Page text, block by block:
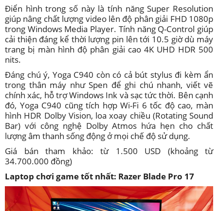
Điển hình trong số này là tính năng Super Resolution
giúp nâng chất lượng video lên độ phân giải FHD 1080p
trong Windows Media Player. Tính năng Q-Control giúp
cải thiện đáng kể thời lượng pin lên tới 10.5 giờ dù máy
trang bị màn hình độ phân giải cao 4K UHD HDR 500
nits.
Đáng chú ý, Yoga C940 còn có cả bút stylus đi kèm ẩn
trong thân máy như Spen để ghi chú nhanh, viết vẽ
chính xác, hỗ trợ Windows Ink và sạc tức thời. Bên cạnh
đó, Yoga C940 cũng tích hợp Wi-Fi 6 tốc độ cao, màn
hình HDR Dolby Vision, loa xoay chiều (Rotating Sound
Bar) với công nghệ Dolby Atmos hứa hẹn cho chất
lượng âm thanh sống động ở mọi chế độ sử dụng.
Giá bán tham khảo: từ 1.500 USD (khoảng từ
34.700.000 đồng)
Laptop chơi game tốt nhất: Razer Blade Pro 17